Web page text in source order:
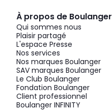
À propos de Boulanger
Qui sommes nous
Plaisir partagé
L'espace Presse
Nos services
Nos marques Boulanger
SAV marques Boulanger
Le Club Boulanger
Fondation Boulanger
Client professionnel
Boulanger INFINITY